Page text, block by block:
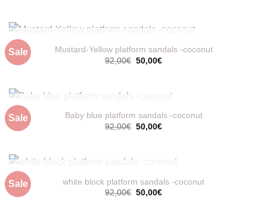
Sale ΕΞΑΝΤΛΗΜΈΝΟ
Mustard-Yellow platform sandals -coconut
92,00€ Original
price
50,00€Η
50,00€.
Sale ΕΞΑΝΤΛΗΜΈΝΟ
Baby blue platform sandals -coconut
92,00€ Original
price
50,00€Η
50,00€.
Sale ΕΞΑΝΤΛΗΜΈΝΟ
white block platform sandals -coconut
92,00€ Original
50,00€Η